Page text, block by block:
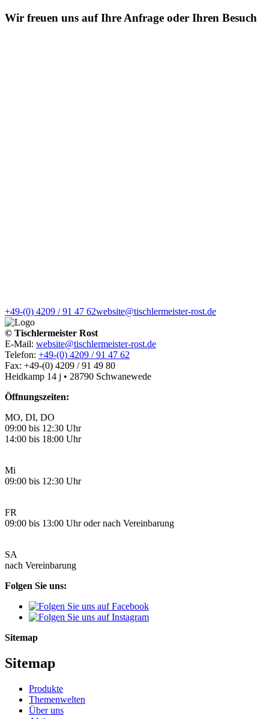
Wir freuen uns auf Ihre Anfrage oder Ihren Besuch
+49-(0) 4209 / 91 47 62website@tischlermeister-rost.de
© Tischlermeister Rost
E-Mail: website@tischlermeister-rost.de
Telefon: +49-(0) 4209 / 91 47 62
Fax: +49-(0) 4209 / 91 49 80
Heidkamp 14 j • 28790 Schwanewede
Öffnungszeiten:
MO, DI, DO
09:00 bis 12:30 Uhr
14:00 bis 18:00 Uhr
Mi
09:00 bis 12:30 Uhr
FR
09:00 bis 13:00 Uhr oder nach Vereinbarung
SA
nach Vereinbarung
Folgen Sie uns:
Sitemap
Sitemap
Produkte
Themenwelten
Über uns